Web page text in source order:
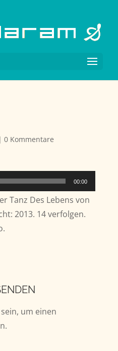
0 Kommentare
00:00
Tanz Des Lebens von
2013. 14 verfolgen.
um einen